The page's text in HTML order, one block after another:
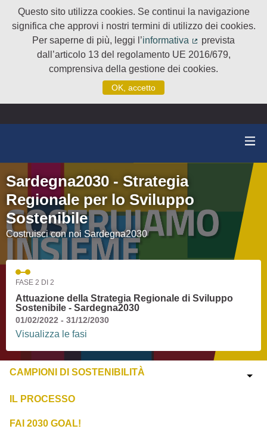
Questo sito utilizza cookies. Se continui la navigazione
significa che approvi i nostri termini di utilizzo dei cookies.
Per saperne di più, leggi l’informativa
(Collegamento
prevista
dall’articolo 13 del regolamento UE 2016/679,
comprensiva della gestione dei cookies.
OK, accetto
Sardegna2030 - Strategia
Regionale per lo Sviluppo
Sostenibile
Costruisci con noi Sardegna2030
FASE 2 DI 2
Attuazione della Strategia Regionale di Sviluppo
Sostenibile - Sardegna2030
01/02/2022 - 31/12/2030
Visualizza le fasi
CAMPIONI DI SOSTENIBILITÀ
IL PROCESSO
FAI 2030 GOAL!